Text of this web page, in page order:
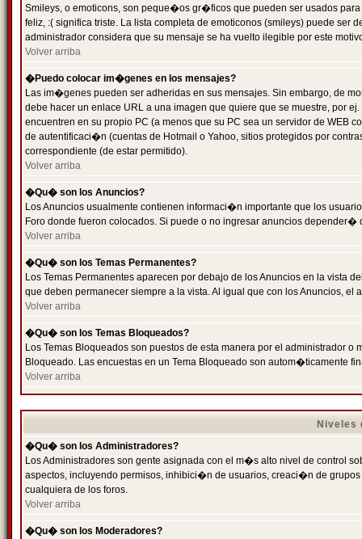
Smileys, o emoticons, son peque�os gr�ficos que pueden ser usados
feliz, :( significa triste. La lista completa de emoticonos (smileys) puede
administrador considera que su mensaje se ha vuelto ilegible por este
Volver arriba
�Puedo colocar im�genes en los mensajes?
Las im�genes pueden ser adheridas en sus mensajes. Sin embargo, de
debe hacer un enlace URL a una imagen que quiere que se muestre, por
encuentren en su propio PC (a menos que su PC sea un servidor de
de autentificaci�n (cuentas de Hotmail o Yahoo, sitios protegidos por
correspondiente (de estar permitido).
Volver arriba
�Qu� son los Anuncios?
Los Anuncios usualmente contienen informaci�n importante que los
Foro donde fueron colocados. Si puede o no ingresar anuncios
Volver arriba
�Qu� son los Temas Permanentes?
Los Temas Permanentes aparecen por debajo de los Anuncios en la
que deben permanecer siempre a la vista. Al igual que con los Anuncios,
Volver arriba
�Qu� son los Temas Bloqueados?
Los Temas Bloqueados son puestos de esta manera por el administrador
Bloqueado. Las encuestas en un Tema Bloqueado son autom�ticamente
Volver arriba
Niveles
�Qu� son los Administradores?
Los Administradores son gente asignada con el m�s alto nivel de control
aspectos, incluyendo permisos, inhibici�n de usuarios, creaci�n de
cualquiera de los foros.
Volver arriba
�Qu� son los Moderadores?